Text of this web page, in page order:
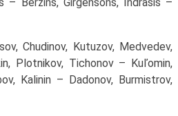
Chudinov, Kutuzov, Medvedev,
Plotnikov, Tichonov – Kuľomin,
Kalinin – Dadonov, Burmistrov,